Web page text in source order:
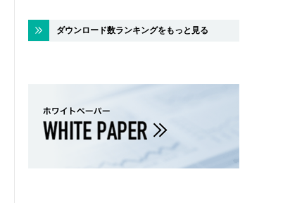
ダウンロード数ランキングをもっと見る